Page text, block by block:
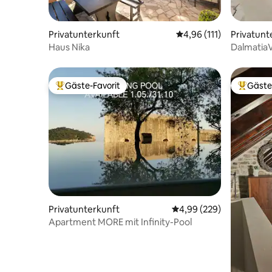
Privatunterkunft Durchschnittliche
4,96 (111)
Haus Nika
Beliebter Gäste-Favorit.
Gäste-Favorit
Privatunterkunft Durchschnittliche
4,99 (229)
Apartment MORE mit Infinity-Pool